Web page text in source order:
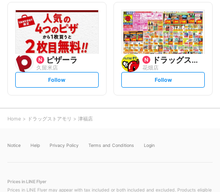
l
o
w
l
o
w
ピザーラ
久留米店
s
t
o
w
Follow
ドラッグストアモリ
花畑店
s
t
Follow
Home ドラッグストアモリ 津福店
Notice Help Privacy Policy Terms and Conditions Login
Prices in LINE Flyer
Prices in LINE Flyer may appear with tax included or both included and excluded. Products eligible